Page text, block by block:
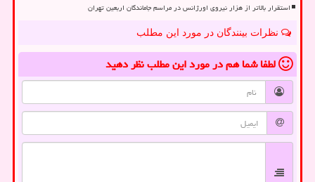
استقرار بالاتر از هزار نیروی اورژانس در مراسم جاماندگان اربعین تهران
نظرات بینندگان در مورد این مطلب
لطفا شما همدر مورد این مطلبنظر دهید